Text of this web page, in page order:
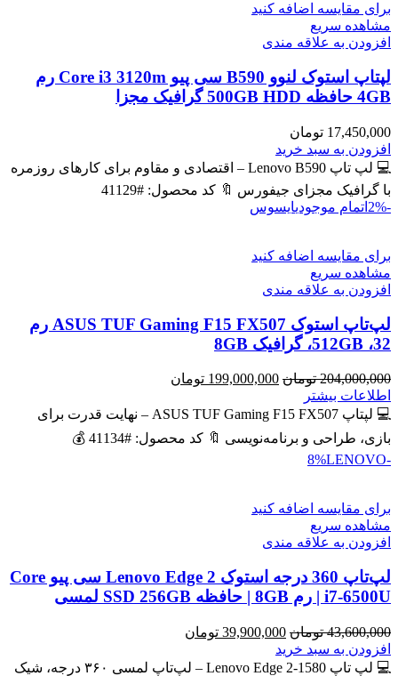
برای مقایسه اضافه کنید
مشاهده سریع
افزودن به علاقه مندی
لپتاپ استوک لنوو B590 سی پیو Core i3 3120m رم
4GB حافظه 500GB HDD گرافیک مجزا
17,450,000 تومان
افزودن به سبد خرید
💻 لپ تاپ Lenovo B590 – اقتصادی و مقاوم برای کارهای روزمره
با گرافیک مجزای جیفورس 🔖 کد محصول: #41129
-2%
اتمام موجودیایسوس
برای مقایسه اضافه کنید
مشاهده سریع
افزودن به علاقه مندی
لپ‌تاپ استوک ASUS TUF Gaming F15 FX507 رم
32، 512GB، گرافیک 8GB
204,000,000 تومان قیمت
204,000,000 تومان
199,000,000 تومان
199,000,000 تومان
است.
اطلاعات بیشتر
💻 لپتاپ ASUS TUF Gaming F15 FX507 – نهایت قدرت برای
بازی، طراحی و برنامه‌نویسی 🔖 کد محصول: #41134 💰
-8%
LENOVO
برای مقایسه اضافه کنید
مشاهده سریع
افزودن به علاقه مندی
لپ‌تاپ 360 درجه استوک Lenovo Edge 2 سی پیو Core
i7-6500U | رم 8GB | حافظه SSD 256GB لمسی
43,600,000 تومان قیمت
اصلی
43,600,000 تومان
39,900,000 تومان
39,900,000 تومان
افزودن به سبد خرید
💻 لپ تاپ Lenovo Edge 2-1580 – لپ‌تاپ لمسی ۳۶۰ درجه، شیک